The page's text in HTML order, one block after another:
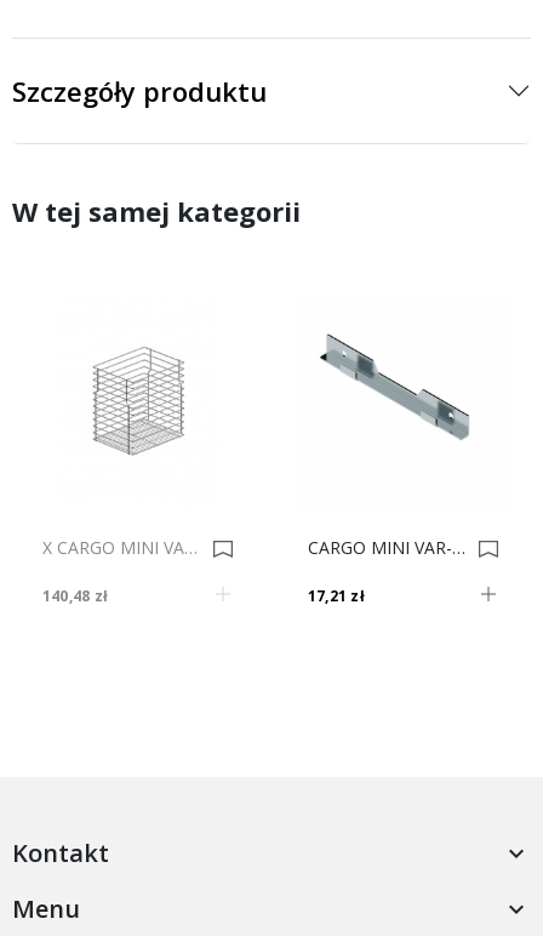
Szczegóły produktu
W tej samej kategorii
X CARGO MINI VAR-MULTI JEDN. 30 I SREBRNY * 0011142
140,48 zł
CARGO MINI VAR-MULTI UCHWYT NA KOSZ Ef.chrom (do Kosza Gł. L-300) 0020610
17,21 zł
Kontakt 
Menu 